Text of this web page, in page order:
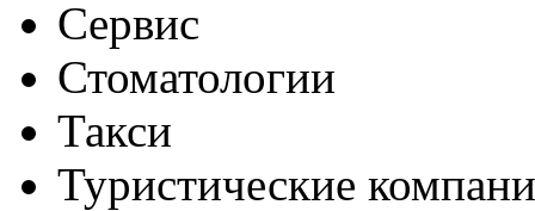
Сервис
Стоматологии
Такси
Туристические